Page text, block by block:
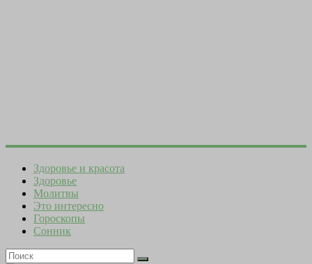
Здоровье и красота
Здоровье
Молитвы
Это интересно
Гороскопы
Сонник